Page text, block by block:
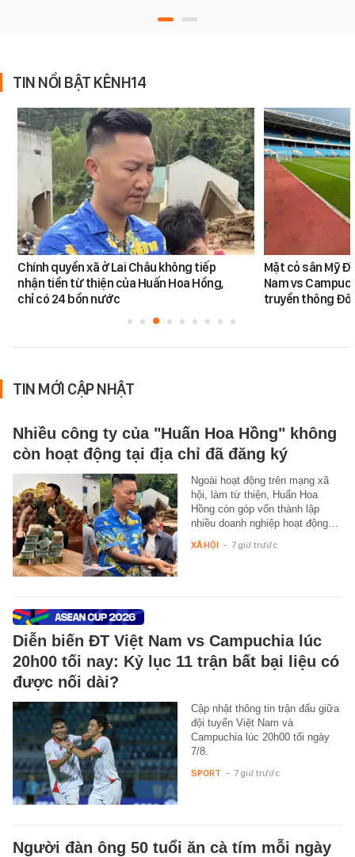
TIN NỔI BẬT KÊNH14
Chính quyền xã ở Lai Châu không tiếp
nhận tiền từ thiện của Huấn Hoa Hồng,
chỉ có 24 bồn nước
Mặt cỏ sân Mỹ
Nam vs
truyền thông
TIN MỚI CẬP NHẬT
Nhiều công ty của "Huấn Hoa Hồng" không
còn hoạt động tại địa chỉ đã đăng ký
Ngoài hoạt động trên mạng xã
hội, làm từ thiện, Huấn Hoa
Hồng còn góp vốn thành lập
nhiều doanh nghiệp hoạt động…
XÃ HỘI - 7 giờ trước
Diễn biến ĐT Việt Nam vs Campuchia lúc
20h00 tối nay: Kỷ lục 11 trận bất bại liệu có
được nối dài?
Cập nhật thông tin trận đấu giữa
đội tuyển Việt Nam và
Campuchia lúc 20h00 tối ngày
7/8.
SPORT - 7 giờ trước
Người đàn ông 50 tuổi ăn cà tím mỗi ngày